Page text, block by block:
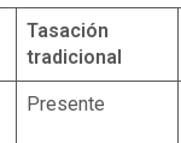
Tasación
tradicional
Presente